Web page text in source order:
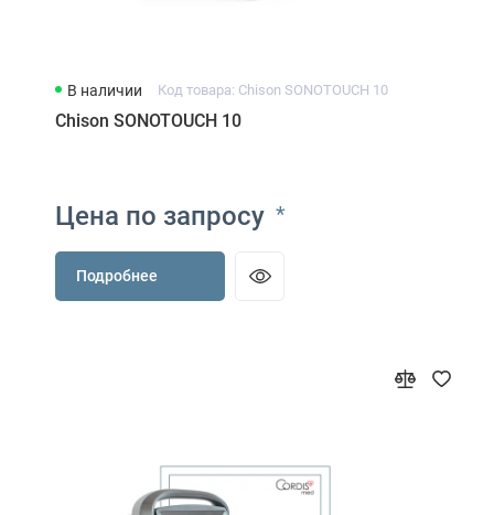
В наличии Код товара: Chison SONOTOUCH 10
Chison SONOTOUCH 10
Цена по запросу *
Подробнее